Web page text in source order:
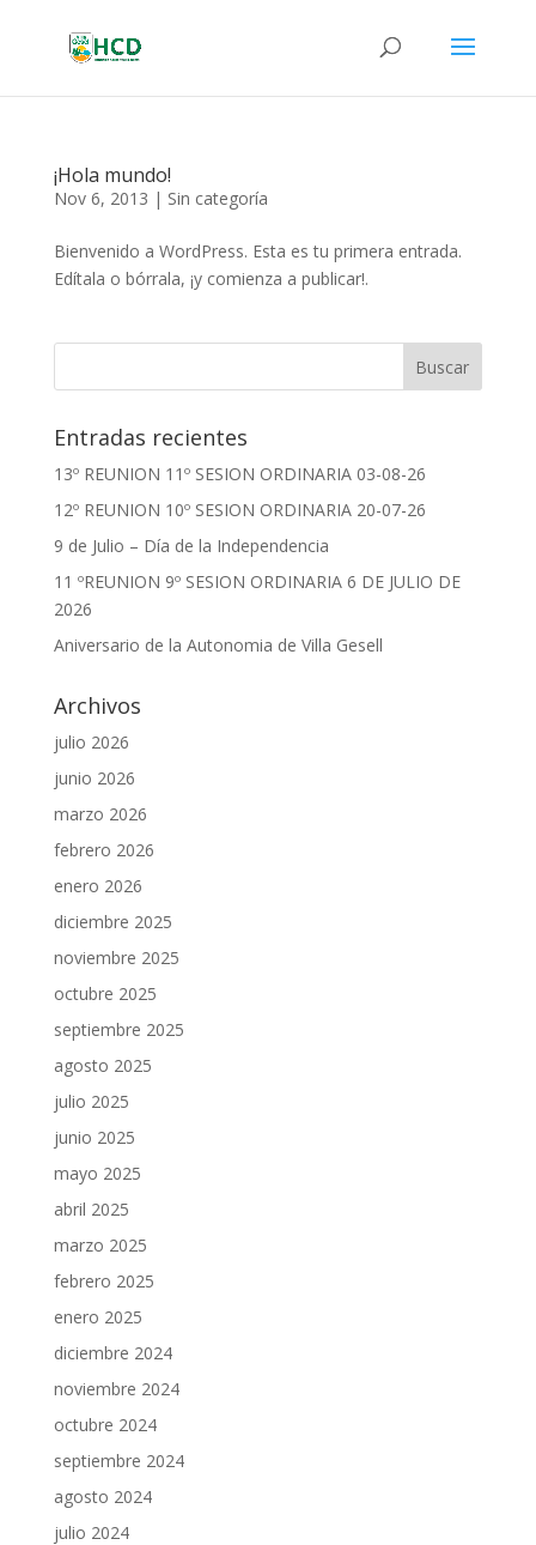
¡Hola mundo!
Nov 6, 2013 | Sin categoría
Bienvenido a WordPress. Esta es tu primera entrada.
Edítala o bórrala, ¡y comienza a publicar!.
Entradas recientes
13º REUNION 11º SESION ORDINARIA 03-08-26
12º REUNION 10º SESION ORDINARIA 20-07-26
9 de Julio – Día de la Independencia
11 ºREUNION 9º SESION ORDINARIA 6 DE JULIO DE
2026
Aniversario de la Autonomia de Villa Gesell
Archivos
julio 2026
junio 2026
marzo 2026
febrero 2026
enero 2026
diciembre 2025
noviembre 2025
octubre 2025
septiembre 2025
agosto 2025
julio 2025
junio 2025
mayo 2025
abril 2025
marzo 2025
febrero 2025
enero 2025
diciembre 2024
noviembre 2024
octubre 2024
septiembre 2024
agosto 2024
julio 2024